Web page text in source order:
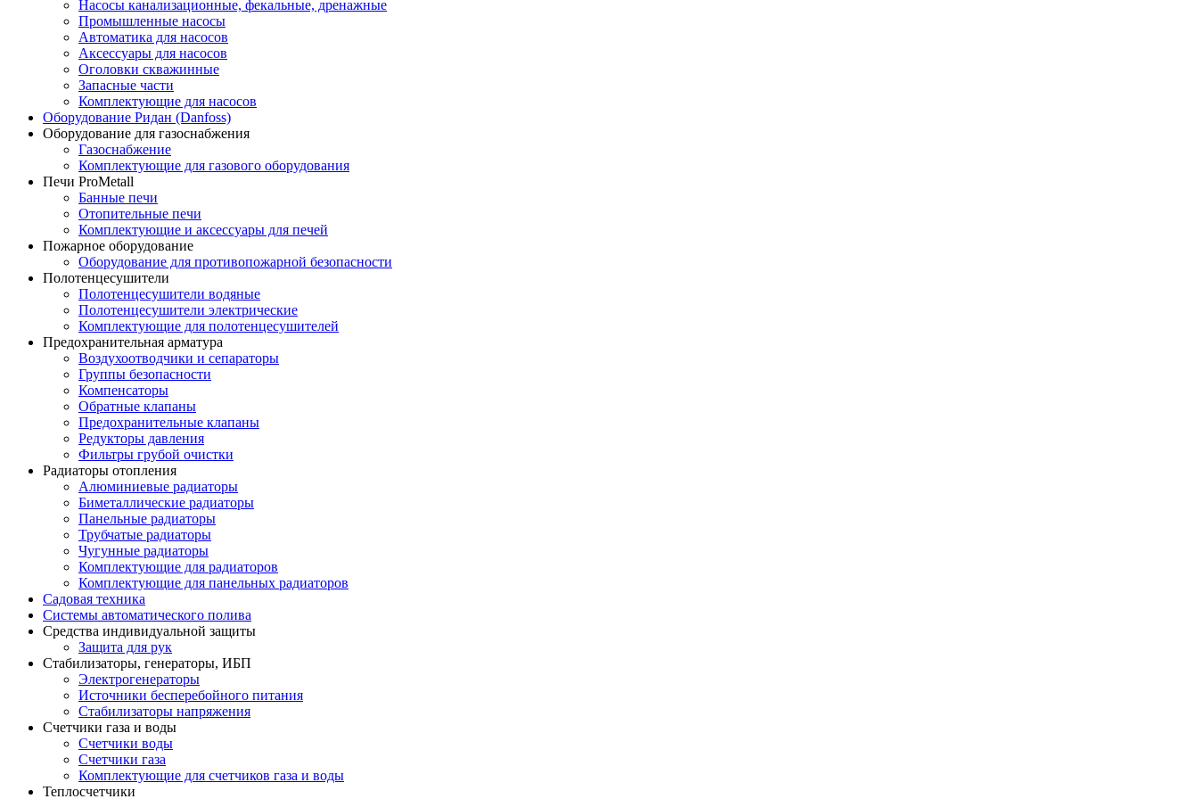
Насосы канализационные, фекальные, дренажные
Промышленные насосы
Автоматика для насосов
Аксессуары для насосов
Оголовки скважинные
Запасные части
Комплектующие для насосов
Оборудование Ридан (Danfoss)
Оборудование для газоснабжения
Газоснабжение
Комплектующие для газового оборудования
Печи ProMetall
Банные печи
Отопительные печи
Комплектующие и аксессуары для печей
Пожарное оборудование
Оборудование для противопожарной безопасности
Полотенцесушители
Полотенцесушители водяные
Полотенцесушители электрические
Комплектующие для полотенцесушителей
Предохранительная арматура
Воздухоотводчики и сепараторы
Группы безопасности
Компенсаторы
Обратные клапаны
Предохранительные клапаны
Редукторы давления
Фильтры грубой очистки
Радиаторы отопления
Алюминиевые радиаторы
Биметаллические радиаторы
Панельные радиаторы
Трубчатые радиаторы
Чугунные радиаторы
Комплектующие для радиаторов
Комплектующие для панельных радиаторов
Садовая техника
Системы автоматического полива
Средства индивидуальной защиты
Защита для рук
Стабилизаторы, генераторы, ИБП
Электрогенераторы
Источники бесперебойного питания
Стабилизаторы напряжения
Счетчики газа и воды
Счетчики воды
Счетчики газа
Комплектующие для счетчиков газа и воды
Теплосчетчики